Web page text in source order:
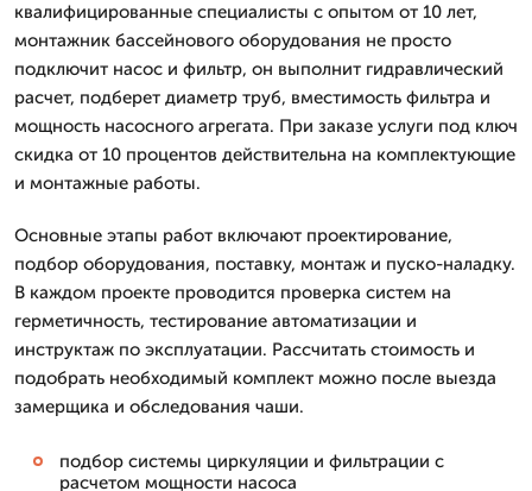
квалифицированные специалисты с опытом от 10 лет,
монтажник бассейнового оборудования не просто
подключит насос и фильтр, он выполнит гидравлический
расчет, подберет диаметр труб, вместимость фильтра и
мощность насосного агрегата. При заказе услуги под ключ
скидка от 10 процентов действительна на комплектующие
и монтажные работы.
Основные этапы работ включают проектирование,
подбор оборудования, поставку, монтаж и пуско-наладку.
В каждом проекте проводится проверка систем на
герметичность, тестирование автоматизации и
инструктаж по эксплуатации. Рассчитать стоимость и
подобрать необходимый комплект можно после выезда
замерщика и обследования чаши.
подбор системы циркуляции и фильтрации с
расчетом мощности насоса